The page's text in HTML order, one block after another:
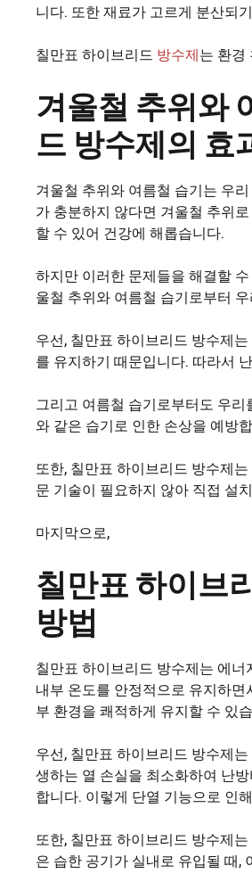
니다. 또한 재료가 고르게 분산되
칠만표 하이브리드 방수제는 환경
겨울철 추위와
드 방수제의 효
겨울철 추위와 여름철 습기는 우
가 충분하지 않다면 겨울철 추위
할 수 있어 건강에 해롭습니다.
하지만 이러한 문제들을 해결할
울철 추위와 여름철 습기로부터
우선, 칠만표 하이브리드 방수제
를 유지하기 때문입니다. 따라서
그리고 여름철 습기로부터도 우
와 같은 습기로 인한 손상을 예방
또한, 칠만표 하이브리드 방수제
문 기술이 필요하지 않아 직접 설
마지막으로,
칠만표 하이브
방법
칠만표 하이브리드 방수제는 에
내부 온도를 안정적으로 유지하
부 환경을 쾌적하게 유지할 수 있
우선, 칠만표 하이브리드 방수제
생하는 열 손실을 최소화하여 난
합니다. 이렇게 단열 기능으로 인
또한, 칠만표 하이브리드 방수제
은 습한 공기가 실내로 유입될 때,